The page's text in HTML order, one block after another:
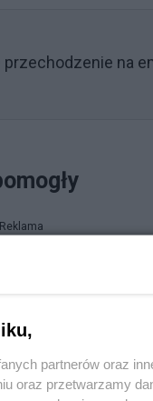
na
Reklama
poświęcał swój
angażowała się
była
przez
były prace
partnerów oraz
oraz przetwarzamy